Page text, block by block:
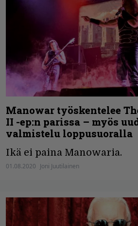
Manowar työskentelee
II -ep:n parissa – myös
valmistelu loppusuoralla
Ikä ei paina Manowaria.
01.08.2020 Joni Juutilainen